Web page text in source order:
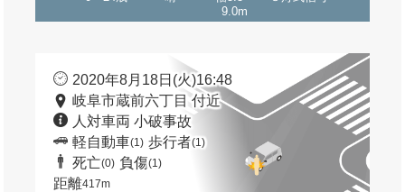
9.0m
2020年8月18日(火)16:48
岐阜市蔵前六丁目 付近
人対車両 小破事故
軽自動車(1) 歩行者(1)
死亡(0) 負傷(1)
距離417m